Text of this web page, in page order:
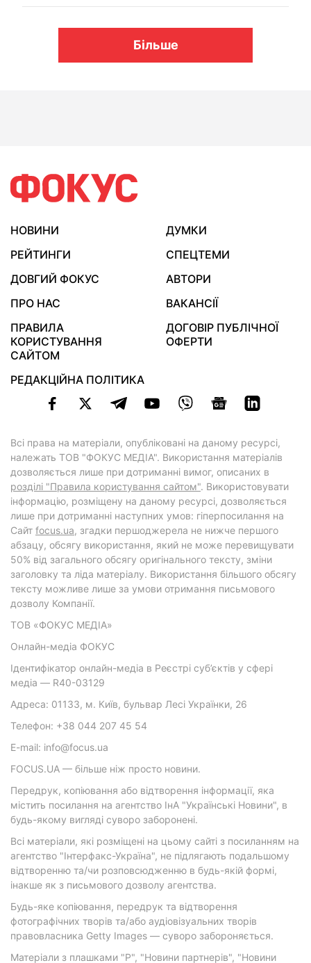
Більше
НОВИНИ
ДУМКИ
РЕЙТИНГИ
СПЕЦТЕМИ
ДОВГИЙ ФОКУС
АВТОРИ
ПРО НАС
ВАКАНСІЇ
ПРАВИЛА
КОРИСТУВАННЯ
САЙТОМ
ДОГОВІР ПУБЛІЧНОЇ
ОФЕРТИ
РЕДАКЦІЙНА ПОЛІТИКА
Всі права на матеріали, опубліковані на даному ресурсі,
належать ТОВ "ФОКУС МЕДІА". Використання матеріалів
дозволяється лише при дотриманні вимог, описаних в
розділі "Правила користування сайтом". Використовувати
інформацію, розміщену на даному ресурсі, дозволяється
лише при дотриманні наступних умов: гіперпосилання на
Cайт focus.ua, згадки першоджерела не нижче першого
абзацу, обсягу використання, який не може перевищувати
50% від загального обсягу оригінального тексту, зміни
заголовку та ліда матеріалу. Використання більшого обсягу
тексту можливе лише за умови отримання письмового
дозволу Компанії.
ТОВ «ФОКУС МЕДІА»
Онлайн-медіа ФОКУС
Ідентифікатор онлайн-медіа в Реєстрі суб’єктів у сфері
медіа — R40-03129
Адреса: 01133, м. Київ, бульвар Лесі Українки, 26
Телефон: +38 044 207 45 54
E-mail: info@focus.ua
FOCUS.UA — більше ніж просто новини.
Передрук, копіювання або відтворення інформації, яка
містить посилання на агентство ІнА "Українські Новини", в
будь-якому вигляді суворо заборонені.
Всі матеріали, які розміщені на цьому сайті з посиланням на
агентство "Інтерфакс-Україна", не підлягають подальшому
відтворенню та/чи розповсюдженню в будь-якій формі,
інакше як з письмового дозволу агентства.
Будь-яке копіювання, передрук та відтворення
фотографічних творів та/або аудіовізуальних творів
правовласника Getty Images — суворо забороняється.
Матеріали з плашками "Р", "Новини партнерів", "Новини